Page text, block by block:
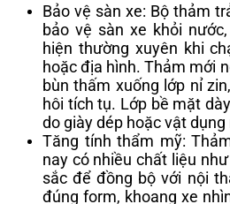
Bảo vệ sàn xe: Bộ thảm
bảo vệ sàn xe khỏi
hiện thường xuyên khi
hoặc địa hình. Thảm mới
bùn thấm xuống lớp nỉ
hôi tích tụ. Lớp bề mặt
do giày dép hoặc vật
Tăng tính thẩm mỹ:
nay có nhiều chất liệu
sắc để đồng bộ với nội
đúng form, khoang xe